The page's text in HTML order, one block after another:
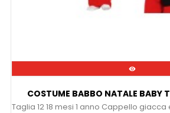

COSTUME BABBO NATALE BABY
Taglia 12 18 mesi 1 anno Cappello